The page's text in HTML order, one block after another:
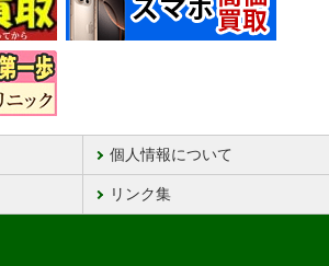
個人情報について
リンク集